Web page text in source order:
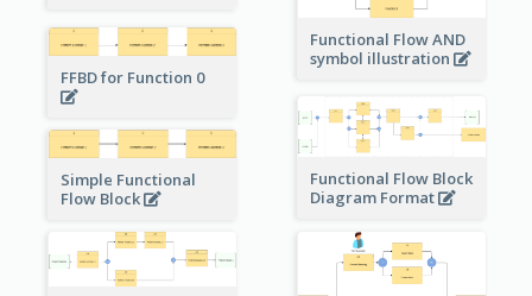
Functional Flow AND
symbol illustration
FFBD for Function 0
Functional Flow Block
Diagram Format
Simple Functional
Flow Block